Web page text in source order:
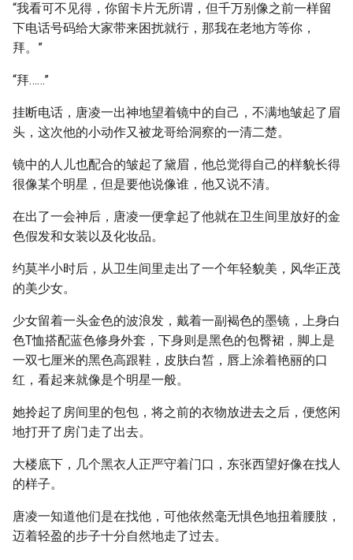
“我看可不见得，你留卡片无所谓，但千万别像之前一样留
下电话号码给大家带来困扰就行，那我在老地方等你，
拜。”
“拜……”
挂断电话，唐凌一出神地望着镜中的自己，不满地皱起了眉
头，这次他的小动作又被龙哥给洞察的一清二楚。
镜中的人儿也配合的皱起了黛眉，他总觉得自己的样貌长得
很像某个明星，但是要他说像谁，他又说不清。
在出了一会神后，唐凌一便拿起了他就在卫生间里放好的金
色假发和女装以及化妆品。
约莫半小时后，从卫生间里走出了一个年轻貌美，风华正茂
的美少女。
少女留着一头金色的波浪发，戴着一副褐色的墨镜，上身白
色T恤搭配蓝色修身外套，下身则是黑色的包臀裙，脚上是
一双七厘米的黑色高跟鞋，皮肤白皙，唇上涂着艳丽的口
红，看起来就像是个明星一般。
她拎起了房间里的包包，将之前的衣物放进去之后，便悠闲
地打开了房门走了出去。
大楼底下，几个黑衣人正严守着门口，东张西望好像在找人
的样子。
唐凌一知道他们是在找他，可他依然毫无惧色地扭着腰肢，
迈着轻盈的步子十分自然地走了过去。